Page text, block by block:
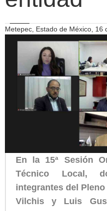
Metepec, Estado de México, 16
En la 15ª Sesión
Técnico Local,
integrantes del
Vilchis y Luis